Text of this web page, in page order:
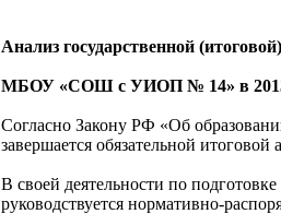
Анализ государственной
МБОУ «СОШ с УИОП № 14» в
Согласно Закону РФ «Об
завершается обязательной
В своей деятельности по
руководствуется нормативно-